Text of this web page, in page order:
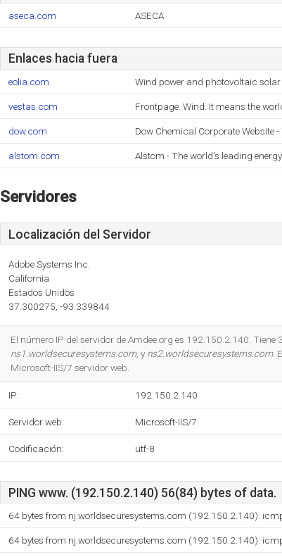
aseca.com ASECA
Enlaces hacia fuera
eolia.com Wind power and photovoltaic solar
vestas.com Frontpage. Wind. It means the
dow.com Dow Chemical Corporate Website
alstom.com Alstom - The world's leading
Servidores
Localización del Servidor
Adobe Systems Inc.
California
Estados Unidos
37.300275, -93.339844
El número IP del servidor de Amdee.org es 192.150.2.140. Tiene
ns1.worldsecuresystems.com, y ns2.worldsecuresystems.com.
Microsoft-IIS/7 servidor web.
IP: 192.150.2.140
Servidor web: Microsoft-IIS/7
Codificación: utf-8
PING www. (192.150.2.140) 56(84) bytes of data.
64 bytes from nj.worldsecuresystems.com (192.150.2.140):
64 bytes from nj.worldsecuresystems.com (192.150.2.140):